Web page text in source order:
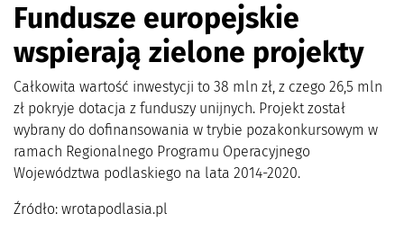
Fundusze europejskie
wspierają zielone projekty
Całkowita wartość inwestycji to 38 mln zł, z czego 26,5 mln
zł pokryje dotacja z funduszy unijnych. Projekt został
wybrany do dofinansowania w trybie pozakonkursowym w
ramach Regionalnego Programu Operacyjnego
Województwa podlaskiego na lata 2014-2020.
Źródło: wrotapodlasia.pl